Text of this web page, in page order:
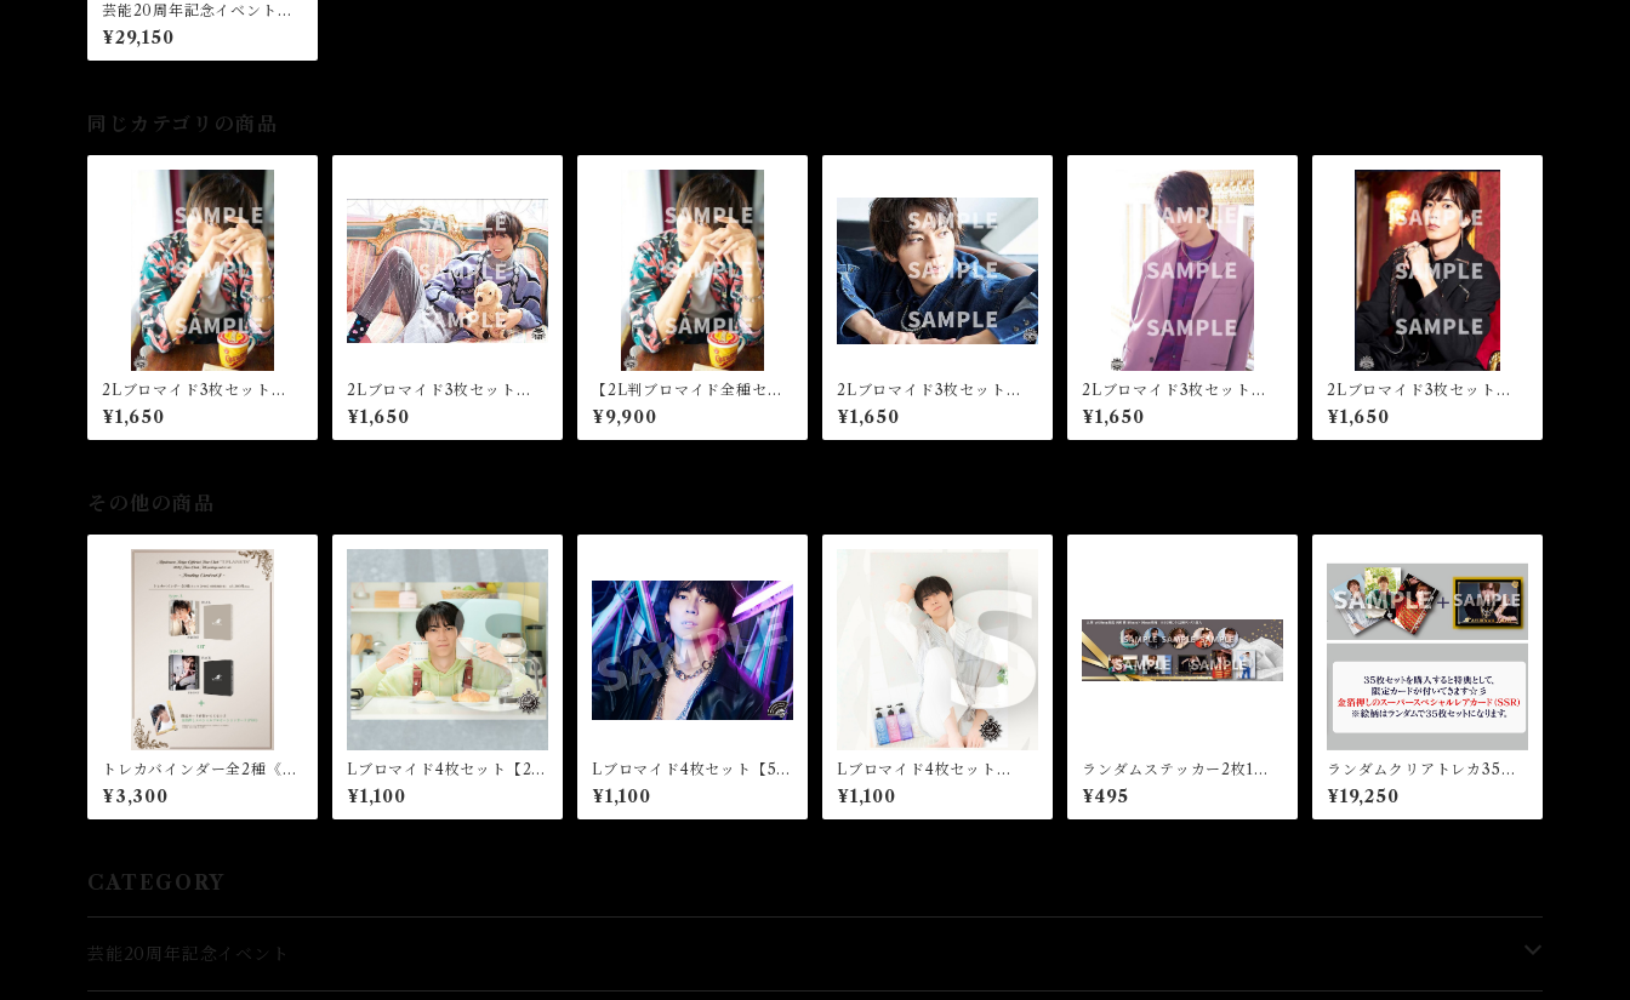
芸能20周年記念イベント
【全部セット】
¥29,150
同じカテゴリの商品
2Lブロマイド3枚セット
【A】★芸能20周年
¥1,650
2Lブロマイド3枚セット
【B】★芸能20周年
¥1,650
【2L判ブロマイド全種セッ
ト】★芸能20周年
¥9,900
2Lブロマイド3枚セット
【C】★芸能20周年
¥1,650
2Lブロマイド3枚セット
【D】★芸能20周年
¥1,650
2Lブロマイド3枚セット
【E】★芸能20周年
¥1,650
その他の商品
トレカバインダー全2種《ト
レカPRO1枚特典付き》★2
024FCM
¥3,300
Lブロマイド4枚セット【2】
（全8種）★芸能24周年記念
イベント
¥1,100
Lブロマイド4枚セット【5】
（全8種）★芸能23周年記念
イベント
¥1,100
Lブロマイド4枚セット
【6】（全8種）★芸能24周
年記念イベント
¥1,100
ランダムステッカー2枚1セ
ット（全10種）★35th Birt
hday Event
¥495
ランダムクリアトレカ35枚
セット（VOL.5)★2026FC
M
¥19,250
CATEGORY
芸能20周年記念イベント